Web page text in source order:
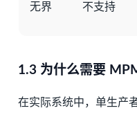
无界 不支持
1.3 为什么需要
在实际系统中，单生产